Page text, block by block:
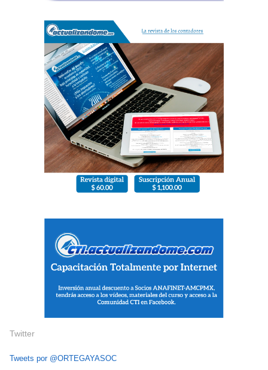
Twitter
Tweets por @ORTEGAYASOC